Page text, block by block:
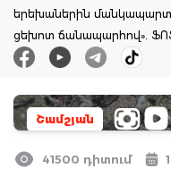
երեխաներին
ցեխոտ ճանապարհով».
Շամշյան
41500 դիտում